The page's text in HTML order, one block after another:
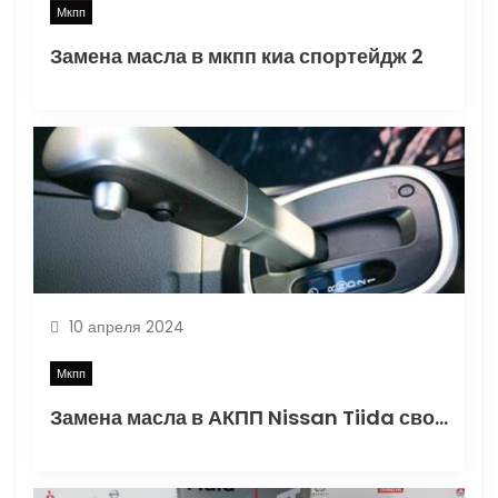
я
Мкпп
Замена масла в мкпп киа спортейдж 2
10 апреля 2024
Мкпп
Замена масла в АКПП Nissan Tiida своими руками: выбор смазки и необходимый объем